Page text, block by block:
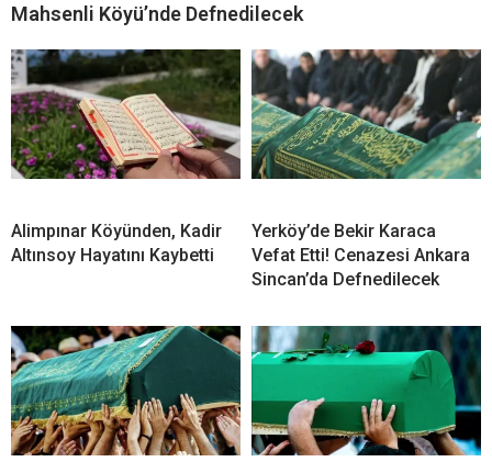
Mahsenli Köyü’nde Defnedilecek
Alimpınar Köyünden, Kadir
Altınsoy Hayatını Kaybetti
Yerköy’de Bekir Karaca
Vefat Etti! Cenazesi Ankara
Sincan’da Defnedilecek